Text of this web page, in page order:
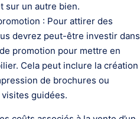
sur un autre bien.
: Pour attirer des
devrez peut-être investir dans
promotion pour mettre en
Cela peut inclure la création
de brochures ou
visites guidées.